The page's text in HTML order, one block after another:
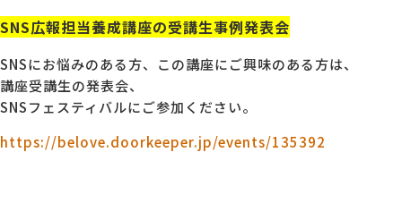
SNS広報担当養成講座の受講生事例発表会
SNSにお悩みのある方、この講座にご興味のある方は、
講座受講生の発表会、
SNSフェスティバルにご参加ください。
https://belove.doorkeeper.jp/events/135392